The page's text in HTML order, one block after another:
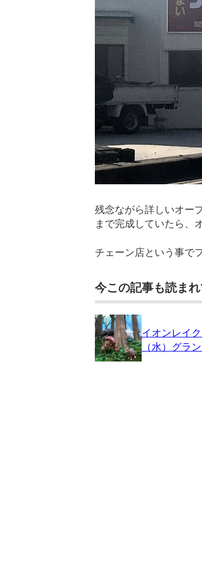
残念ながら詳しいオー
まで完成していたら、
チェーン店という事で
今この記事も読ま
イオンレイ
（水）グラ